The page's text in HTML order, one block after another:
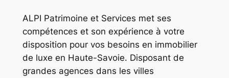
ALPI Patrimoine et Services met ses
compétences et son expérience à votre
disposition pour vos besoins en immobilier
de luxe en Haute-Savoie. Disposant de
grandes agences dans les villes